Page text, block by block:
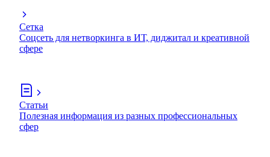
Сетка
Соцсеть для нетворкинга в ИТ, диджитал и креативной
сфере
Статьи
Полезная информация из разных профессиональных
сфер